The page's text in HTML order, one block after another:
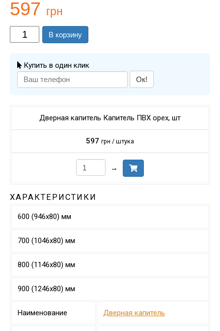
597 грн
В корзину
Купить в один клик
Ок!
Дверная капитель Капитель ПВХ орех, шт
597 грн / штука
→
ХАРАКТЕРИСТИКИ
600 (946х80) мм
700 (1046х80) мм
800 (1146х80) мм
900 (1246х80) мм
Наименование Дверная капитель